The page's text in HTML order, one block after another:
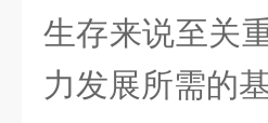
生存来说至关
力发展所需的